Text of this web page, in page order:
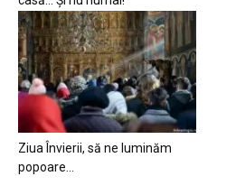
Ziua Învierii, să ne luminăm
popoare…